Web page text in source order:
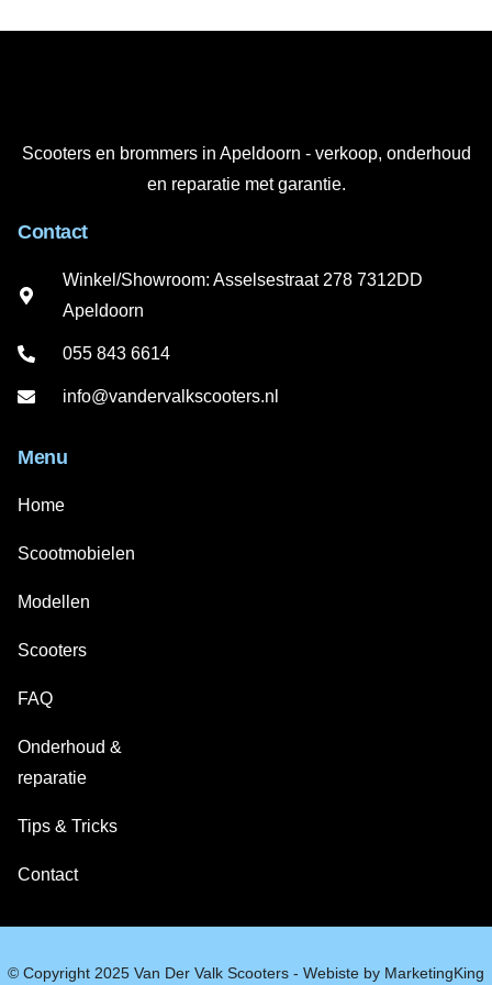
Scooters en brommers in Apeldoorn - verkoop, onderhoud
en reparatie met garantie.
Contact
Winkel/Showroom: Asselsestraat 278 7312DD
Apeldoorn
055 843 6614
info@vandervalkscooters.nl
Menu
Home
Scootmobielen
Modellen
Scooters
FAQ
Onderhoud &
reparatie
Tips & Tricks
Contact
© Copyright 2025 Van Der Valk Scooters - Webiste by MarketingKing